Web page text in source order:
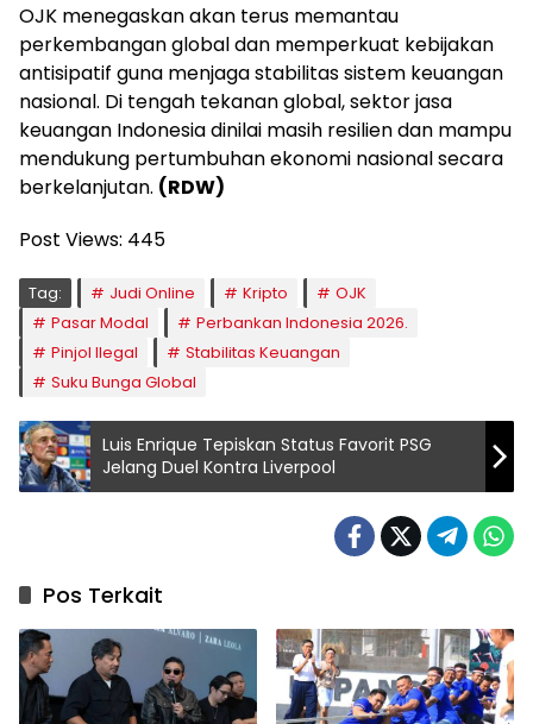
OJK menegaskan akan terus memantau
perkembangan global dan memperkuat kebijakan
antisipatif guna menjaga stabilitas sistem keuangan
nasional. Di tengah tekanan global, sektor jasa
keuangan Indonesia dinilai masih resilien dan mampu
mendukung pertumbuhan ekonomi nasional secara
berkelanjutan. (RDW)
Post Views: 445
Tag: Judi Online Kripto
OJK
Pasar Modal
Perbankan Indonesia 2026.
Pinjol Ilegal
Stabilitas Keuangan
Suku Bunga Global
Luis Enrique Tepiskan Status Favorit PSG
Jelang Duel Kontra Liverpool
Pos Terkait